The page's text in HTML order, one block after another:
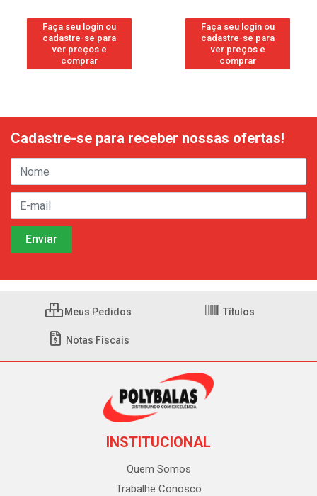
Faça seu login ou
cadastre-se para
ver preços e
comprar
Faça seu login ou
cadastre-se para
ver preços e
comprar
Cadastre-se para receber nossas ofertas!
Meus Pedidos Títulos
Notas Fiscais
INSTITUCIONAL
Quem Somos
Trabalhe Conosco